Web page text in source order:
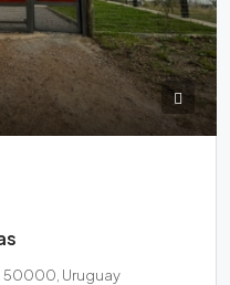
50000, Uruguay